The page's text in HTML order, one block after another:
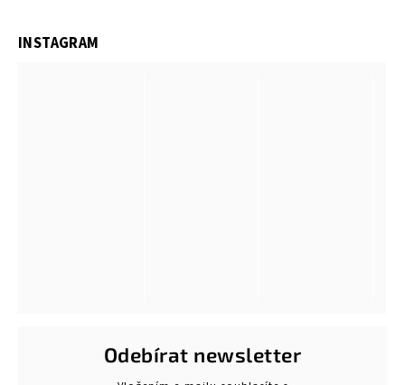
INSTAGRAM
Odebírat newsletter